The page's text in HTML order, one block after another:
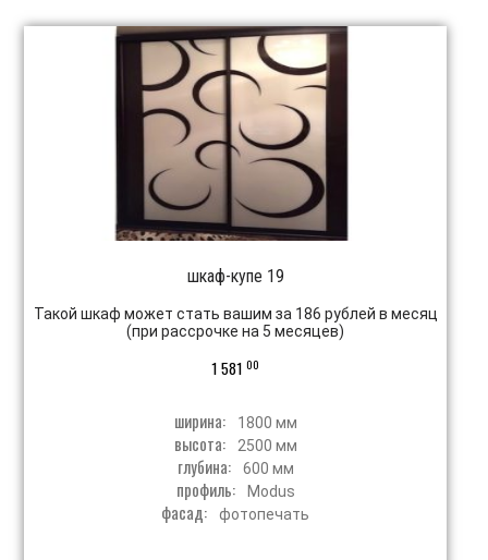
шкаф-купе 19
Такой шкаф может стать вашим за 186 рублей в месяц
(при рассрочке на 5 месяцев)
1 58100
ширина: 1800 мм
высота: 2500 мм
глубина: 600 мм
профиль: Modus
фасад: фотопечать